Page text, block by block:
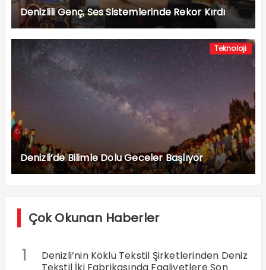
Denizlili Genç, Ses Sistemlerinde Rekor Kırdı
Teknoloji
Denizli’de Bilimle Dolu Geceler Başlıyor
Çok Okunan Haberler
1
Denizli’nin Köklü Tekstil Şirketlerinden Deniz